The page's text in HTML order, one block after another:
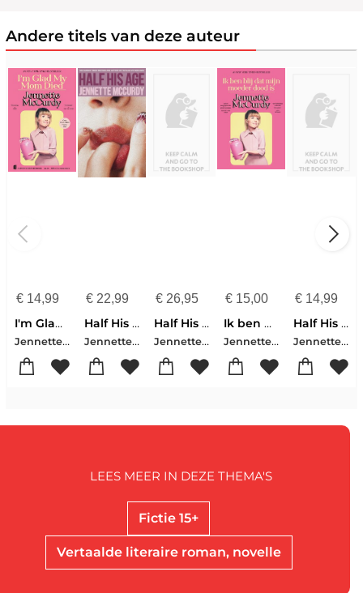
Andere titels van deze auteur
€14,99
I'm Glad My Mom Died
Jennette McCurdy
€22,99
Half His Age
Jennette McCurdy
€ 26,95
Half His Age
Jennette Mccurdy
€ 15,00
Ik ben blij dat mijn moeder dood is
Jennette McCurdy
€ 14,99
Half His Age
Jennette McCurdy
Fictie 15+
Vertaalde literaire roman, novelle
LEES MEER IN DEZE THEMA'S